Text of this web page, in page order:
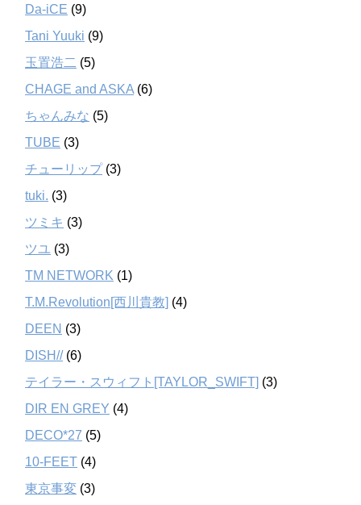
Da-iCE (9)
Tani Yuuki (9)
玉置浩二 (5)
CHAGE and ASKA (6)
ちゃんみな (5)
TUBE (3)
チューリップ(3)
tuki. (3)
ツミキ (3)
ツユ (3)
TM NETWORK (1)
T.M.Revolution[西川貴教] (4)
DEEN (3)
DISH//(6)
テイラー・スウィフト[TAYLOR_SWIFT] (3)
DIR EN GREY (4)
DECO*27 (5)
10-FEET (4)
東京事変 (3)